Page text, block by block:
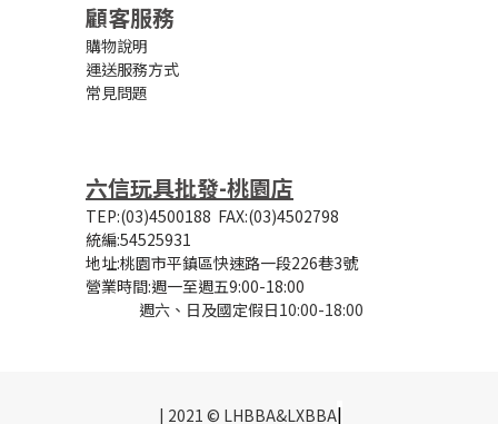
顧客服務
購物說明
運送服務方式
常見問題
六信玩具批發-桃園店
TEP:(03)4500188 FAX:(03)4502798
統編:54525931
地址:桃園市平鎮區快速路一段226巷3號
營業時間:週一至週五9:00-18:00
週六、日及國定假日10:00-18:00
| 2021 © LHBBA&LXBBA|